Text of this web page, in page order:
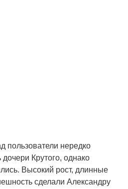
пользователи нередко
Крутого, однако
Высокий рост, длинные
сделали Александру